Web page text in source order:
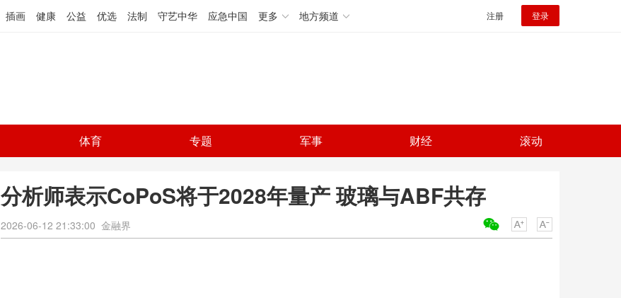
插画 健康 公益 优选 法制 守艺中华 应急中国 更多 地方频道 注册 登录
体育 专题 军事 财经 滚动
分析师表示CoPoS将于2028年量产 玻璃与ABF共存
2026-06-12 21:33:00 金融界